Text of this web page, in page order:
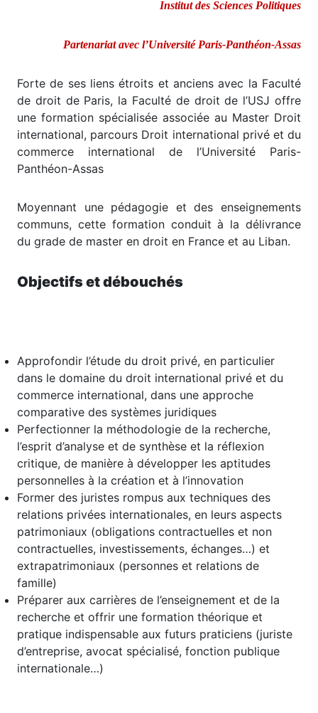
Institut des Sciences Politiques
Partenariat avec l’Université Paris-Panthéon-Assas
Forte de ses liens étroits et anciens avec la Faculté
de droit de Paris, la Faculté de droit de l’USJ offre
une formation spécialisée associée au Master Droit
international, parcours Droit international privé et du
commerce international de l’Université Paris-
Panthéon-Assas
Moyennant une pédagogie et des enseignements
communs, cette formation conduit à la délivrance
du grade de master en droit en France et au Liban.
Objectifs et débouchés
Approfondir l’étude du droit privé, en particulier
dans le domaine du droit international privé et du
commerce international, dans une approche
comparative des systèmes juridiques
Perfectionner la méthodologie de la recherche,
l’esprit d’analyse et de synthèse et la réflexion
critique, de manière à développer les aptitudes
personnelles à la création et à l’innovation
Former des juristes rompus aux techniques des
relations privées internationales, en leurs aspects
patrimoniaux (obligations contractuelles et non
contractuelles, investissements, échanges…) et
extrapatrimoniaux (personnes et relations de
famille)
Préparer aux carrières de l’enseignement et de la
recherche et offrir une formation théorique et
pratique indispensable aux futurs praticiens (juriste
d’entreprise, avocat spécialisé, fonction publique
internationale…)